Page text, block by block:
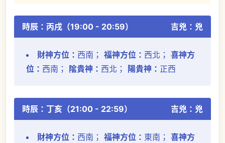
時辰：丙戌（19:00 - 20:59） 吉兇：兇
財神方位： 西南； 福神方位： 西北； 喜神方
位： 西南； 隂貴神： 西北； 陽貴神： 正西
時辰：丁亥（21:00 - 22:59） 吉兇：兇
財神方位： 西南； 福神方位： 東南； 喜神方